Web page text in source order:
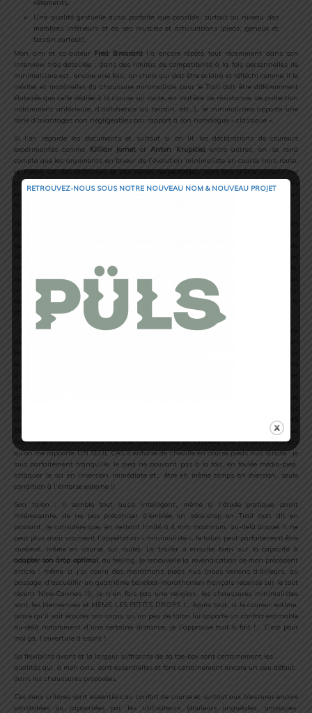
vêtements,
Une qualité gestuelle aussi parfaite que possible, surtout au niveau des
membres inférieurs et de ses muscles et articulations (pieds, genoux et
bassin surtout).
Mon ami et co-auteur Fred Brossard l’a encore répété tout récemment dans son
interview très détaillée : dans des limites de compatibilité à la fois personnelles (le
minimalisme est, encore une fois, un choix qui doit être éclairé et réfléchi comme il le
mérite) et matérielles (la chaussure minimaliste pour le Trail doit être différemment
élaborée que celle dédiée à la course sur route, en matière de résistance, de protection
notamment antérieure, d’adhérence au terrain, etc…), le minimalisme apporte une
série d’avantages non négligeables par rapport à son homologue « classique ».
Si l’on regarde les documents et surtout si on lit les déclarations de coureurs
expérimentés comme
Killian JornetetAnton Krupicka entre autres, on se rend
compte que les arguments en faveur de l’évolution minimaliste en course hors-route,
et même sur des distances et des reliefs respectables, sont loin d’être aujourd’hui
anecdotiques et farfelus… On retrouve dans leurs propos des arguments développés
en leur temps parD. Liebermann, R. Craig, P. Larson pour ne citer que les plus
avantages des critères actuels de la chaussure minimaliste en Trail : sa semelle,
suffisamment épaisse bien sûr par rapport à l’interface de la chaussure de road
running afin de protéger des pierres et autres éléments potentiellement blessants,
doit néanmoins être beaucoup plus souple que celle équipant habituellement le
chaussage classique. Pourquoi ?…
Il est très important que le pied puisse épouser le mieux possible, par sa face
actuellement en phase d’apparition sur le marché : nous en revenons toujours,DANS
, à l’intérêt de restituer au pied ses qualités originelles
dans une chaussure aussi discrète que possible (je rappelle que j’attends toujours
qu’on me rapporte UN SEUL CAS d’entorse de cheville en course pieds nus stricte : je
suis parfaitement tranquille, le pied ne pouvant pas à la fois, en foulée médio-pied,
attaquer le sol en inversion immédiate et… être en même temps en éversion, seule
condition à l’entorse externe !).
Son talon : il semble tout aussi intelligent, même si l’étude pratique serait
intéressante, de ne pas préconiser d’emblée un zéro-drop en Trail (soit dit en
passant, je considère que, en restant limité à 4 mm maximum, au-delà duquel il ne
peut plus avoir vraiment l’appellation « minimaliste », le talon peut parfaitement être
surélevé, même en course sur route). Le trailer a ensuite bien sur la capacité à
adapter son drop optimal, au feeling. Je renouvelle la revendication de mon précédent
article : même si j’ai couru des marathons pieds nus (nous venons d’ailleurs, au
passage, d’accueillir un quatrième barefoot-marathonien français recensé sur le tout
récent Nice-Cannes !!), je n’en fais pas une religion, les chaussures minimalistes
sont les bienvenues et MÊME LES PETITS DROPS !… Après tout, si le coureur estime,
parce qu’il sait écouter son corps, qu’un peu de talon lui apporte un confort estimable
au-delà notamment d’une certaine distance, je l’approuve tout à fait !… C’est pour
moi ça, l’ouverture d’esprit !..
Sa flexibilité avant et la largeur suffisante de sa toe-box sont certainement les
qualités qui, à mon avis, sont essentielles et font certainement encore un peu défaut
dans les chaussures proposées.
Ces deux critères sont essentiels au confort de course et surtout aux blessures encore
constatées ou rapportées par les utilisateurs (douleurs unguéales, ampoules,
RETROUVEZ-NOUS SOUS NOTRE NOUVEAU NOM & NOUVEAU PROJET